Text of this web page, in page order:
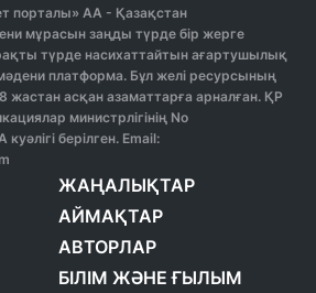
порталы» АА - Қазақстан
мұрасын заңды түрде бір жерге
түрде насихаттайтын ағартушылық
платформа. Бұл желі ресурсының
жастан асқан азаматтарға арналған. ҚР
министрлігінің No
берілген. Email:
ЖАҢАЛЫҚТАР
АЙМАҚТАР
АВТОРЛАР
БІЛІМ ЖӘНЕ ҒЫЛЫМ